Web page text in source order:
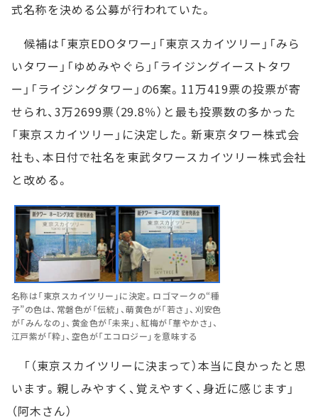
式名称を決める公募が行われていた。
候補は「東京EDOタワー」「東京スカイツリー」「みら
いタワー」「ゆめみやぐら」「ライジングイーストタワ
ー」「ライジングタワー」の6案。11万419票の投票が寄
せられ、3万2699票（29.8％）と最も投票数の多かった
「東京スカイツリー」に決定した。新東京タワー株式会
社も、本日付で社名を東武タワースカイツリー株式会社
と改める。
名称は「東京スカイツリー」に決定。ロゴマークの“種
子”の色は、常磐色が「伝統」、萌黄色が「若さ」、刈安色
が「みんなの」、黄金色が「未来」、紅梅が「華やかさ」、
江戸紫が「粋」、空色が「エコロジー」を意味する
「（東京スカイツリーに決まって）本当に良かったと思
います。親しみやすく、覚えやすく、身近に感じます」
（阿木さん）